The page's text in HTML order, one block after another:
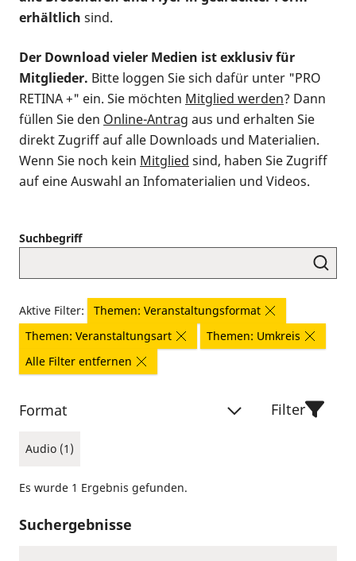
erhältlich sind.
Der Download vieler Medien ist exklusiv für
Mitglieder. Bitte loggen Sie sich dafür unter "PRO
RETINA +" ein. Sie möchten Mitglied werden? Dann
füllen Sie den Online-Antrag aus und erhalten Sie
direkt Zugriff auf alle Downloads und Materialien.
Wenn Sie noch kein Mitglied sind, haben Sie Zugriff
auf eine Auswahl an Infomaterialien und Videos.
Suchbegriff
Aktive Filter:
Themen: Veranstaltungsformat
Themen: Veranstaltungsart
Themen: Umkreis
Alle Filter entfernen
Format
Audio (1)
Filter
Es wurde 1 Ergebnis gefunden.
Suchergebnisse